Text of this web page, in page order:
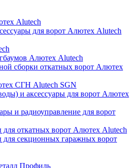
Alutech
для ворот Алютех Alutech
Алютех Alutech
сборки откатных ворот Алютех
СГН Alutech SGN
и аксессуары для ворот Алютех
и радиоуправление для ворот
для откатных ворот Алютех Alutech
для секционных гаражных ворот
Профиль